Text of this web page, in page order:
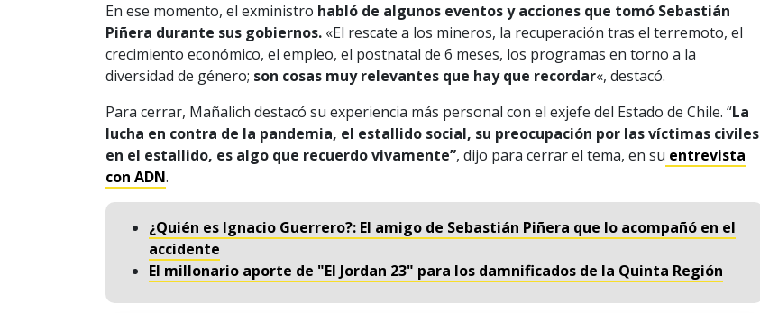
En ese momento, el exministro habló de algunos eventos y acciones que tomó Sebastián
Piñera durante sus gobiernos. «El rescate a los mineros, la recuperación tras el terremoto, el
crecimiento económico, el empleo, el postnatal de 6 meses, los programas en torno a la
diversidad de género; son cosas muy relevantes que hay que recordar«, destacó.
Para cerrar, Mañalich destacó su experiencia más personal con el exjefe del Estado de Chile. “La
lucha en contra de la pandemia, el estallido social, su preocupación por las víctimas civiles
en el estallido, es algo que recuerdo vivamente”, dijo para cerrar el tema, en su entrevista
con ADN.
¿Quién es Ignacio Guerrero?: El amigo de Sebastián Piñera que lo acompañó en el
accidente
El millonario aporte de "El Jordan 23" para los damnificados de la Quinta Región